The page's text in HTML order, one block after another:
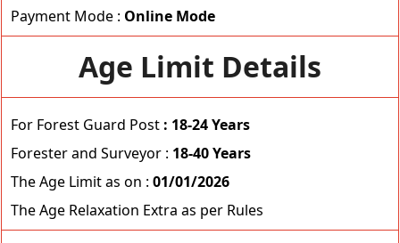
Payment Mode : Online Mode
Age Limit Details
For Forest Guard Post : 18-24 Years
Forester and Surveyor : 18-40 Years
The Age Limit as on : 01/01/2026
The Age Relaxation Extra as per Rules